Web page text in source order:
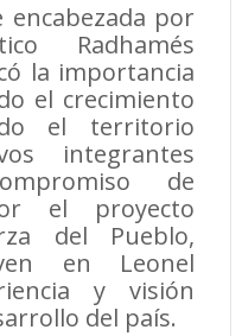
por
Radhamés
la importancia
el crecimiento
el territorio
integrantes
de
el proyecto
del Pueblo,
en Leonel
y visión
del país.